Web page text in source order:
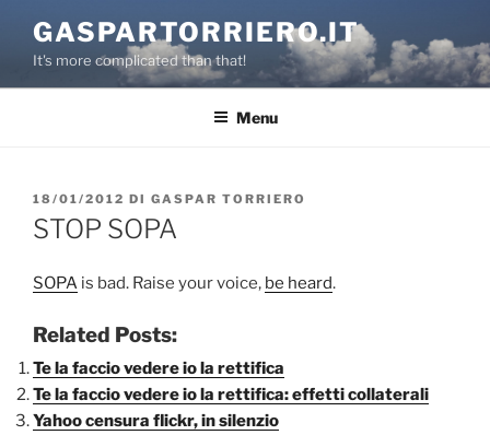
contenuto
GASPARTORRIERO.IT
It's more complicated than that!
Menu
PUBBLICATO
IL
18/01/2012 DI GASPAR TORRIERO
STOP SOPA
SOPA is bad. Raise your voice, be heard.
Related Posts:
Te la faccio vedere io la rettifica
Te la faccio vedere io la rettifica: effetti collaterali
Yahoo censura flickr, in silenzio